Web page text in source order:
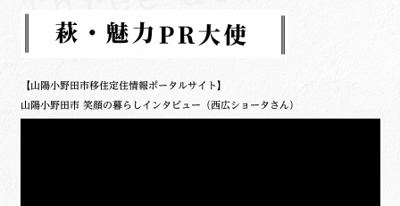
【山陽小野田市移住定住情報ポータルサイト】
山陽小野田市 笑顔の暮らしインタビュー（西広ショータさん）